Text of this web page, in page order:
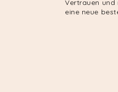
Vertrauen und
eine neue